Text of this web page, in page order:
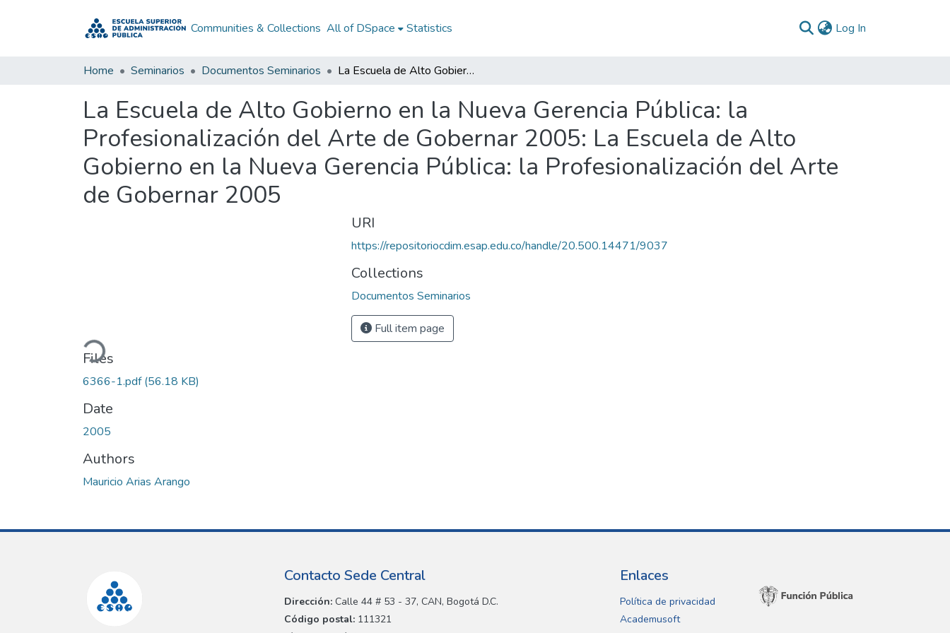
Communities & Collections All of DSpace Statistics Log In
Home Seminarios Documentos Seminarios La Escuela de Alto Gobierno en la Nueva Gerencia Pública: la Profesionalización del Arte de Gobernar 2005: La Escuela de Alto Gobierno en la Nueva Gerencia Pública: la Profesionalización del Arte de Gobernar 2005
La Escuela de Alto Gobierno en la Nueva Gerencia Pública: la
Profesionalización del Arte de Gobernar 2005: La Escuela de Alto
Gobierno en la Nueva Gerencia Pública: la Profesionalización del Arte
de Gobernar 2005
Loading...
Files
6366-1.pdf(56.18 KB)
Date
2005
Authors
Mauricio Arias Arango
URI
https://repositoriocdim.esap.edu.co/handle/20.500.14471/9037
Collections
Documentos Seminarios
Full item page
Contacto Sede Central
Dirección: Calle 44 # 53 - 37, CAN, Bogotá D.C.
Código postal: 111321
Enlaces
Política de privacidad
Academusoft